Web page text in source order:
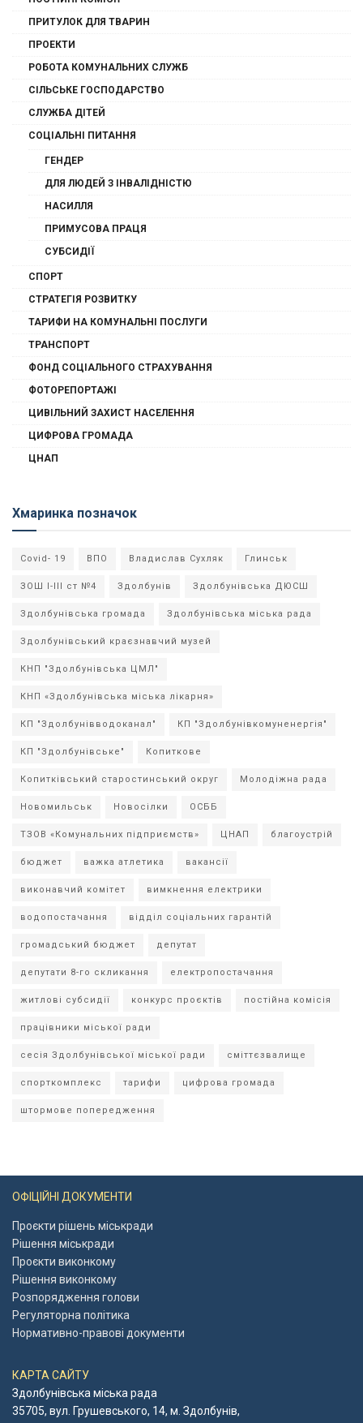
ПРИТУЛОК ДЛЯ ТВАРИН
ПРОЕКТИ
РОБОТА КОМУНАЛЬНИХ СЛУЖБ
СІЛЬСЬКЕ ГОСПОДАРСТВО
СЛУЖБА ДІТЕЙ
СОЦІАЛЬНІ ПИТАННЯ
ГЕНДЕР
ДЛЯ ЛЮДЕЙ З ІНВАЛІДНІСТЮ
НАСИЛЛЯ
ПРИМУСОВА ПРАЦЯ
СУБСИДІЇ
СПОРТ
СТРАТЕГІЯ РОЗВИТКУ
ТАРИФИ НА КОМУНАЛЬНІ ПОСЛУГИ
ТРАНСПОРТ
ФОНД СОЦІАЛЬНОГО СТРАХУВАННЯ
ФОТОРЕПОРТАЖІ
ЦИВІЛЬНИЙ ЗАХИСТ НАСЕЛЕННЯ
ЦИФРОВА ГРОМАДА
ЦНАП
Хмаринка позначок
Covid- 19 ВПО Владислав Сухляк Глинськ
ЗОШ І-ІІІ ст №4 Здолбунів Здолбунівська ДЮСШ
Здолбунівська громада Здолбунівська міська рада
Здолбунівський краєзнавчий музей
КНП "Здолбунівська ЦМЛ"
КНП «Здолбунівська міська лікарня»
КП "Здолбунівводоканал" КП "Здолбунівкомуненергія"
КП "Здолбунівське" Копиткове
Копитківський старостинський округ Молодіжна рада
Новомильськ Новосілки ОСББ
ТЗОВ «Комунальних підприємств» ЦНАП благоустрій
бюджет важка атлетика вакансії
виконавчий комітет вимкнення електрики
водопостачання відділ соціальних гарантій
громадський бюджет депутат
депутати 8-го скликання електропостачання
житлові субсидії конкурс проєктів постійна комісія
працівники міської ради
сесія Здолбунівської міської ради сміттєзвалище
спорткомплекс тарифи цифрова громада
штормове попередження
ОФІЦІЙНІ ДОКУМЕНТИ
Проєкти рішень міськради
Рішення міськради
Проєкти виконкому
Рішення виконкому
Розпорядження голови
Регуляторна політика
Нормативно-правові документи
КАРТА САЙТУ
Здолбунівська міська рада
35705, вул. Грушевського, 14, м. Здолбунів,